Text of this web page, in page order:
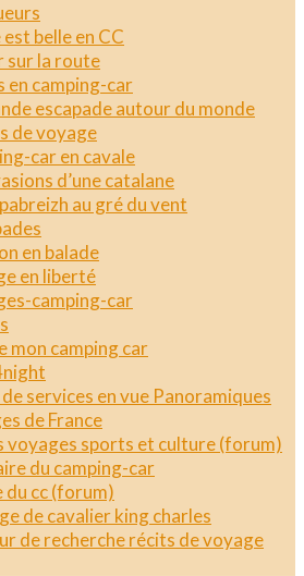
est belle en CC
sur la route
en camping-car
escapade autour du monde
de voyage
car en cavale
d’une catalane
au gré du vent
en balade
en liberté
camping-car
mon camping car
services en vue Panoramiques
de France
voyages sports et culture (forum)
du camping-car
du cc (forum)
de cavalier king charles
de recherche récits de voyage